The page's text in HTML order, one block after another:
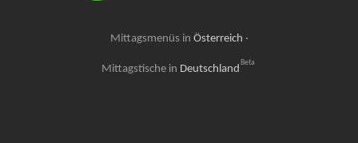
Mittagsmenüs in Österreich ·
Mittagstische in Deutschland Beta